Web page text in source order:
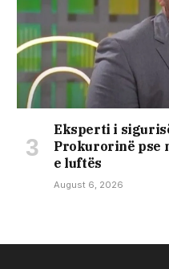
Eksperti i
Prokurorinë pse
e luftës
August 6, 2026